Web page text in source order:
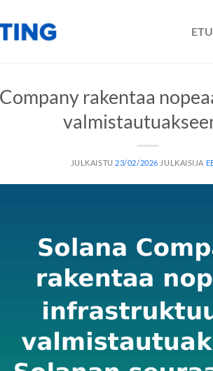
rakentaa
JULKAISTU 23/02/2026 JULKAISIJA